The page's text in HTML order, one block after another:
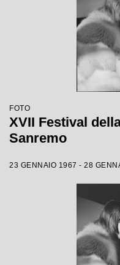
FOTO
XVII Festival
Sanremo
23 GENNAIO 1967 - 28